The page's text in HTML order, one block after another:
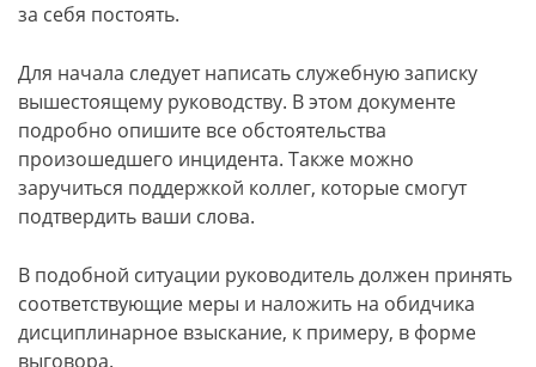
за себя постоять.
Для начала следует написать служебную записку
вышестоящему руководству. В этом документе
подробно опишите все обстоятельства
произошедшего инцидента. Также можно
заручиться поддержкой коллег, которые смогут
подтвердить ваши слова.
В подобной ситуации руководитель должен принять
соответствующие меры и наложить на обидчика
дисциплинарное взыскание, к примеру, в форме
выговора.